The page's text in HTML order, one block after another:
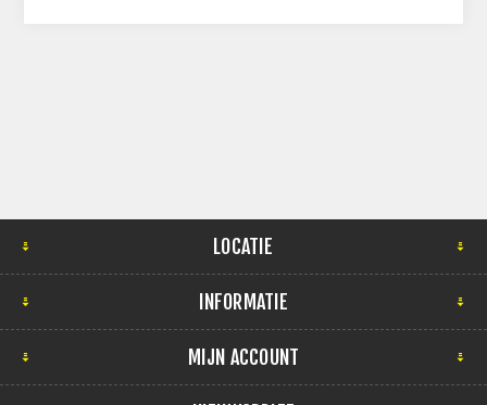
LOCATIE
INFORMATIE
MIJN ACCOUNT